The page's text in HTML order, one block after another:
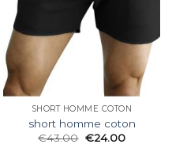
SHORT HOMME COTON
short homme coton
€43.00 €24.00